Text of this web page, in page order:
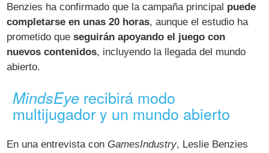
Benzies ha confirmado que la campaña principal puede
completarse en unas 20 horas, aunque el estudio ha
prometido queseguirán apoyando el juego con
nuevos contenidos, incluyendo la llegada del mundo
abierto.
MindsEye recibirá modo
multijugador y un mundo abierto
En una entrevista conGamesIndustry, Leslie Benzies